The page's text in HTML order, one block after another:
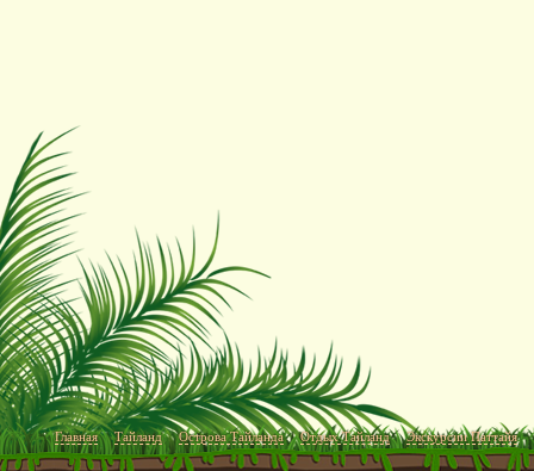
Главная Тайланд Острова Тайланда Отдых Тайланд Экскурсии Паттайя